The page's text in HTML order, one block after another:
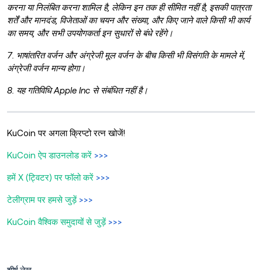
करना या निलंबित करना शामिल है, लेकिन इन तक ही सीमित नहीं है, इसकी पात्रता
शर्तें और मानदंड, विजेताओं का चयन और संख्या, और किए जाने वाले किसी भी कार्य
का समय, और सभी उपयोगकर्ता इन सुधारों से बंधे रहेंगे।
7. भाषांतरित वर्जन और अंग्रेजी मूल वर्जन के बीच किसी भी विसंगति के मामले में,
अंग्रेजी वर्जन मान्य होगा।
8. यह गतिविधि Apple Inc से संबंधित नहीं है।
KuCoin पर अगला क्रिप्टो रत्न खोजें!
KuCoin ऐप डाउनलोड करें >>>
हमें X (ट्विटर) पर फॉलो करें >>>
टेलीग्राम पर हमसे जुड़ें>>>
KuCoin वैश्विक समुदायों से जुड़ें>>>